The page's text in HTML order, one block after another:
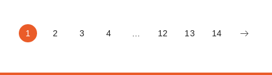
1 2 3 4 12 13 14